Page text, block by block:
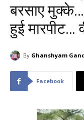
बरसाए
हुई मारपीट…
By Ghanshyam
Facebook